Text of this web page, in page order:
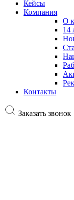
Кейсы
Компания
О
14
Контакты
Заказать звонок